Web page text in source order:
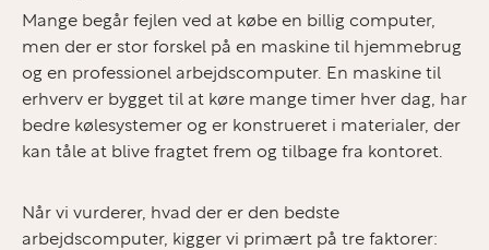
Mange begår fejlen ved at købe en billig computer,
men der er stor forskel på en maskine til hjemmebrug
og en professionel arbejdscomputer. En maskine til
erhverv er bygget til at køre mange timer hver dag, har
bedre kølesystemer og er konstrueret i materialer, der
kan tåle at blive fragtet frem og tilbage fra kontoret.
Når vi vurderer, hvad der er den bedste
arbejdscomputer, kigger vi primært på tre faktorer: